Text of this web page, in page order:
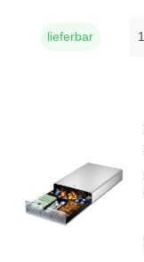
lieferbar